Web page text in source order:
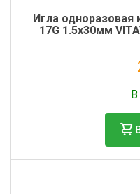
Игла одноразовая
17G 1.5х30мм
В